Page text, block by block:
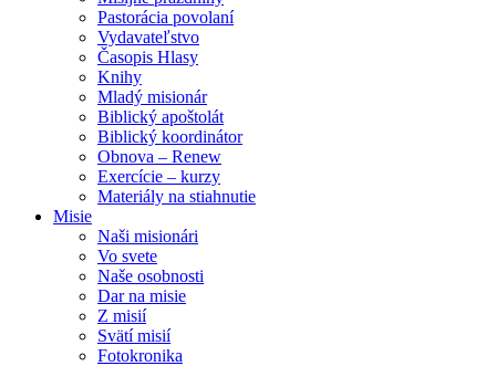
Pastorácia povolaní
Vydavateľstvo
Časopis Hlasy
Knihy
Mladý misionár
Biblický apoštolát
Biblický koordinátor
Obnova – Renew
Exercície – kurzy
Materiály na stiahnutie
Misie
Naši misionári
Vo svete
Naše osobnosti
Dar na misie
Z misií
Svätí misií
Fotokronika